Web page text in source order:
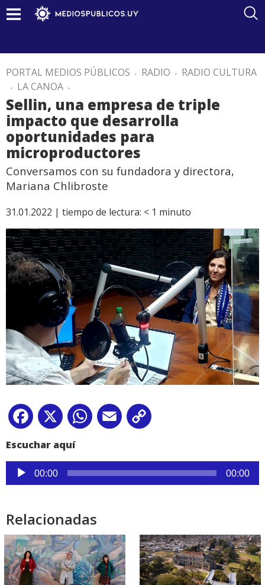
PORTAL MEDIOS PÚBLICOS . RADIO . RADIO CULTURA
. LA CANOA .
Sellin, una empresa de triple
impacto que desarrolla
oportunidades para
microproductores
Conversamos con su fundadora y directora,
Mariana Chlibroste
31.01.2022 | tiempo de lectura: < 1 minuto
Facebook
X WhatsApp
Email
Escuchar aquí
Reproductor
de
00:00 00:00
Relacionadas